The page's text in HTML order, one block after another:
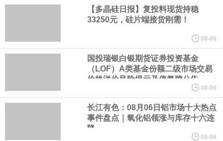
环保人士的反对声浪持续高涨，给这家美国科技巨头总规模 150 亿
欧股开盘涨跌不一，德国DAX指数跌0.29%，英国富时100指数涨
0.08%，法国CAC40指数涨0.03%，欧洲斯托克50指数跌0.15%，
意大利富时MIB指数跌0.18%。
【多晶硅日报】复投料现货持稳
33250元，硅片端接货刚需！
08-06
国投瑞银白银期货证券投资基金
（LOF）A类基金份额二级市场交易
价格溢价风险提示及停复牌公告
08-06
长江有色：08月06日铝市场十大热点
事件盘点｜氧化铝领涨与库存十六连
降
08-06